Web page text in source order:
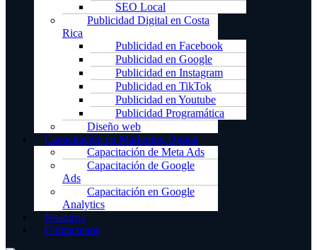
SEO Local
Publicidad Digital en Costa
Rica
Publicidad en Facebook
Publicidad en Google
Publicidad en Instagram
Publicidad en TikTok
Publicidad en Youtube
Publicidad Programática
Diseño web
Capacitación en Marketing Digital
Capacitación de Meta Ads
Capacitación de Google
Ads
Capacitación en Google
Analytics
Nosotros
Contactenos